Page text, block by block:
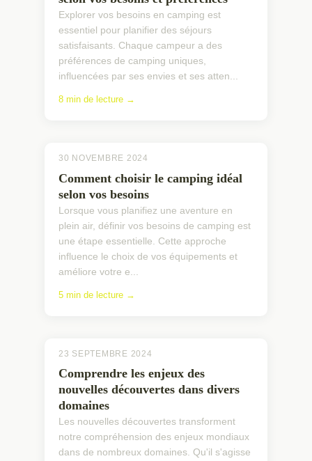
Explorer vos besoins en camping est
essentiel pour planifier des séjours
satisfaisants. Chaque campeur a des
préférences de camping uniques,
influencées par ses envies et ses atten...
8 min de lecture →
30 NOVEMBRE 2024
Comment choisir le camping idéal
selon vos besoins
Lorsque vous planifiez une aventure en
plein air, définir vos besoins de camping est
une étape essentielle. Cette approche
influence le choix de vos équipements et
améliore votre e...
5 min de lecture →
23 SEPTEMBRE 2024
Comprendre les enjeux des
nouvelles découvertes dans divers
domaines
Les nouvelles découvertes transforment
notre compréhension des enjeux mondiaux
dans de nombreux domaines. Qu'il s'agisse